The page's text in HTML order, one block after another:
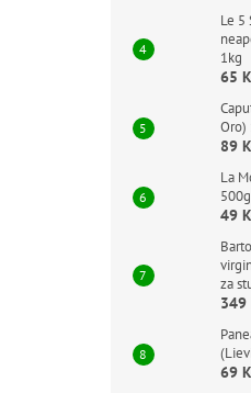
Le 5
1kg
65
Oro)
89
La
500g
49
za
349
69